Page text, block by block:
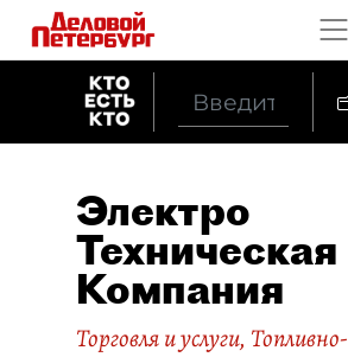
Электро
Техническая
Компания
Торговля и услуги, Топливно-